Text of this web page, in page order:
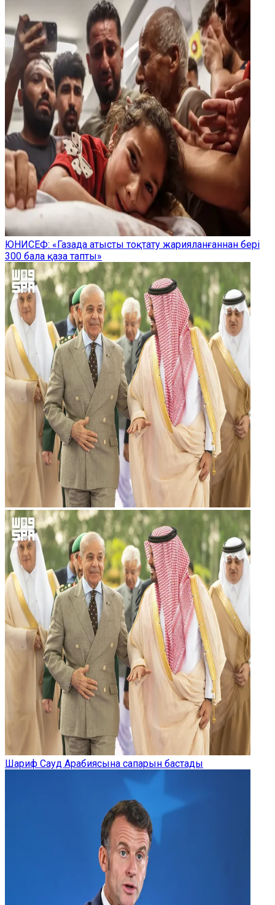
ЮНИСЕФ: «Газада атысты тоқтату жарияланғаннан бері
300 бала қаза тапты»
Шариф Сауд Арабиясына сапарын бастады